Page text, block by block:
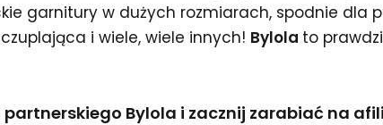
garnitury w dużych rozmiarach, spodnie dla
i wiele, wiele innych! Bylola to
partnerskiego Bylola i zacznij zarabiać na